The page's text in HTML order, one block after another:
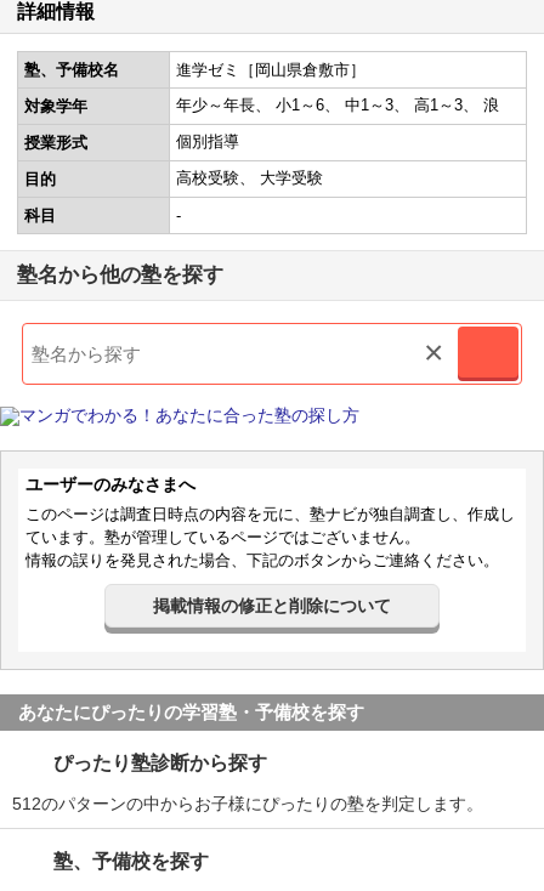
詳細情報
塾、予備校名
進学ゼミ［岡山県倉敷市］
対象学年
年少～年長 小1～6 中1～3 高1～3 浪
授業形式 個別指導
目的 高校受験 大学受験
科目 -
塾名から他の塾を探す
×
ユーザーのみなさまへ
このページは調査日時点の内容を元に、塾ナビが独自調査し、作成し
ています。塾が管理しているページではございません。
情報の誤りを発見された場合、下記のボタンからご連絡ください。
掲載情報の修正と削除について
あなたにぴったりの学習塾・予備校を探す
ぴったり塾診断から探す
512のパターンの中からお子様にぴったりの塾を判定します。
塾、予備校を探す